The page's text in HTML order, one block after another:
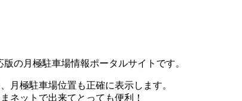
の月極駐車場情報ポータルサイトです。
月極駐車場位置も正確に表示します。
ネットで出来てとっても便利！